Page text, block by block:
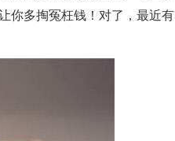
你多掏冤枉钱！对了，最近有